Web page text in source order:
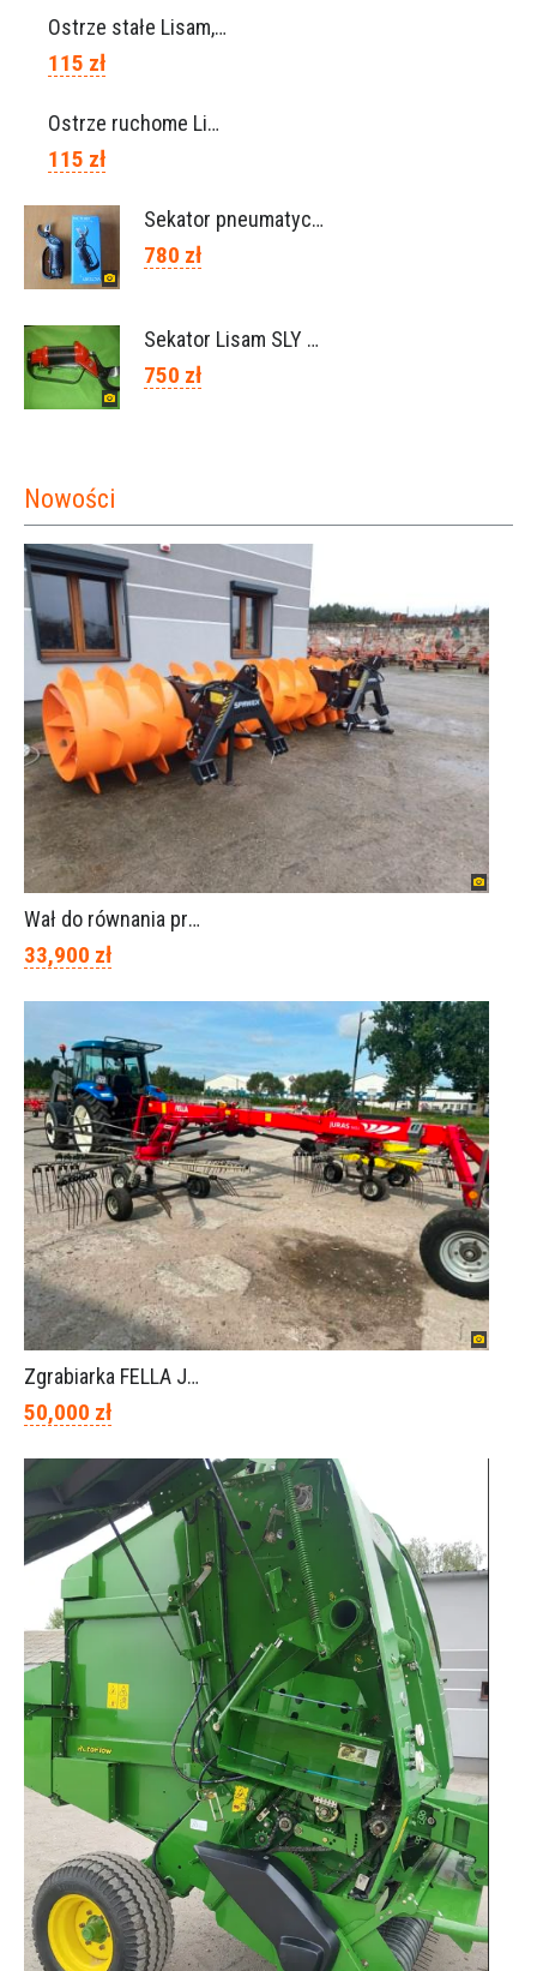
Ostrze stałe Lisam, Ref. A1206
115 zł
Ostrze ruchome Lisam, Ref. A1208
115 zł
Sekator pneumatyczny VICTORY (Campagnola Włochy)
780 zł
Sekator Lisam SLY / przedłużki 0,5m 1m (Włochy)
750 zł
Nowości
Wał do równania pryzm z kiszonką -TORNADO-SPAWEX
33,900 zł
Zgrabiarka FELLA JURA 1402
50,000 zł